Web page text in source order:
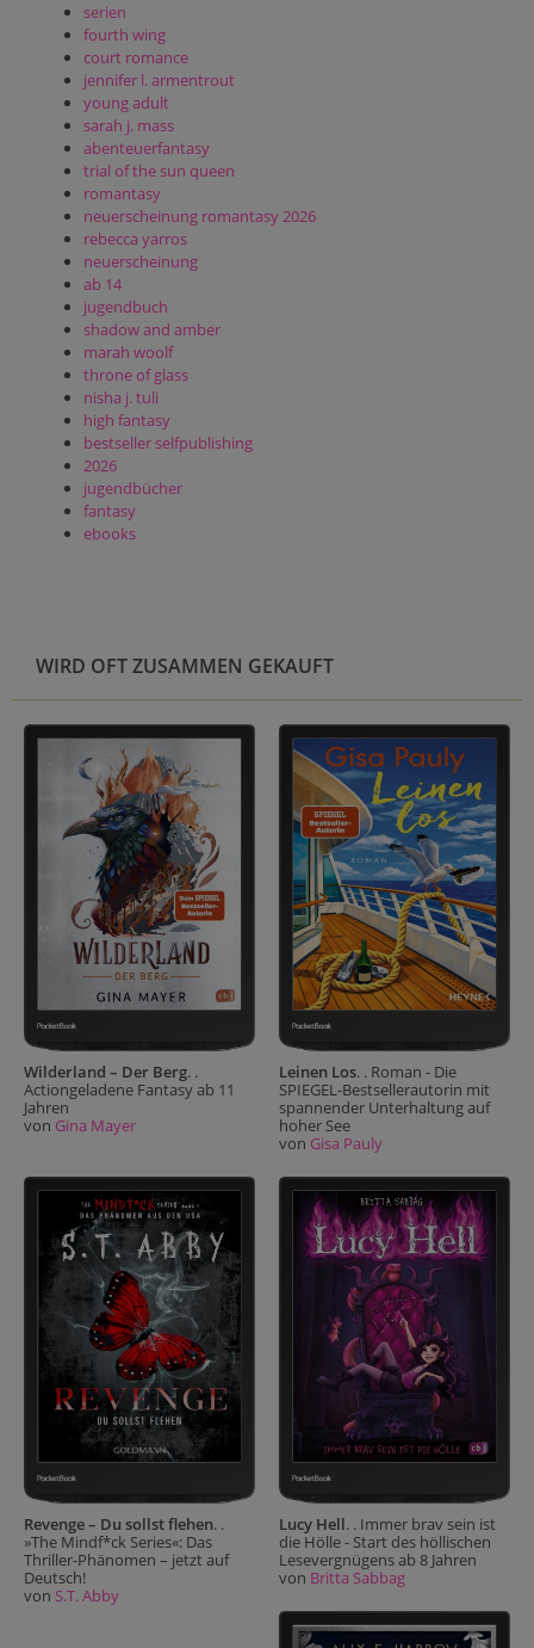
serien
fourth wing
court romance
jennifer l. armentrout
young adult
sarah j. mass
abenteuerfantasy
trial of the sun queen
romantasy
neuerscheinung romantasy 2026
rebecca yarros
neuerscheinung
ab 14
jugendbuch
shadow and amber
marah woolf
throne of glass
nisha j. tuli
high fantasy
bestseller selfpublishing
2026
jugendbücher
fantasy
ebooks
WIRD OFT ZUSAMMEN GEKAUFT
Wilderland – Der Berg. .
Actiongeladene Fantasy ab 11
Jahren
von Gina Mayer
Leinen Los. . Roman - Die
SPIEGEL-Bestsellerautorin mit
spannender Unterhaltung auf
hoher See
von Gisa Pauly
Revenge – Du sollst flehen. .
»The Mindf*ck Series«: Das
Thriller-Phänomen – jetzt auf
Deutsch!
von S.T. Abby
Lucy Hell. . Immer brav sein ist
die Hölle - Start des höllischen
Lesevergnügens ab 8 Jahren
von Britta Sabbag